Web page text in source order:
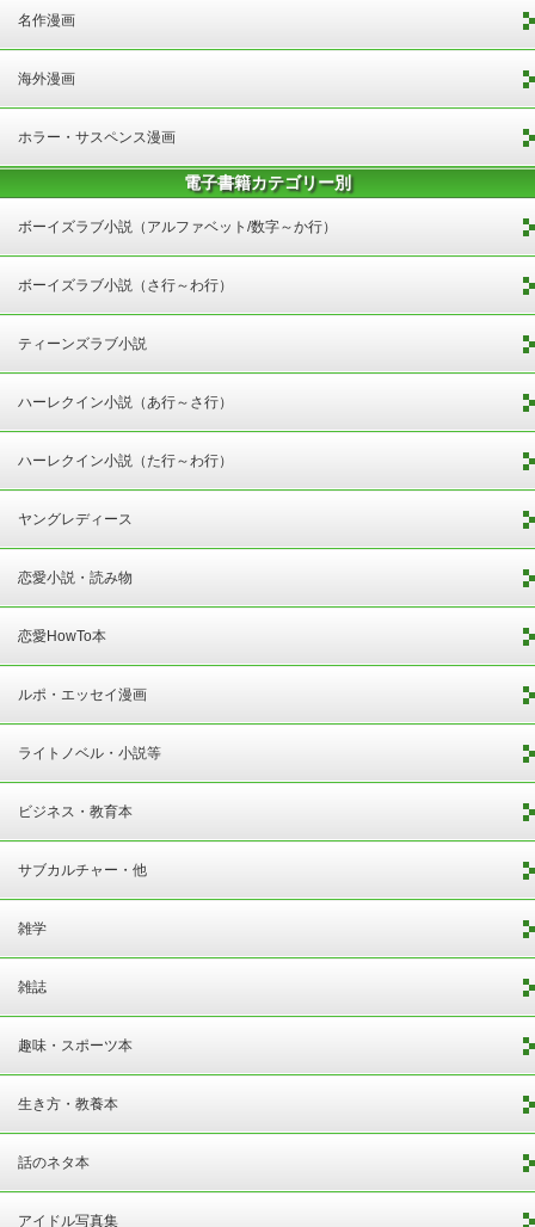
名作漫画
海外漫画
ホラー・サスペンス漫画
電子書籍カテゴリー別
ボーイズラブ小説（アルファベット/数字～か行）
ボーイズラブ小説（さ行～わ行）
ティーンズラブ小説
ハーレクイン小説（あ行～さ行）
ハーレクイン小説（た行～わ行）
ヤングレディース
恋愛小説・読み物
恋愛HowTo本
ルポ・エッセイ漫画
ライトノベル・小説等
ビジネス・教育本
サブカルチャー・他
雑学
雑誌
趣味・スポーツ本
生き方・教養本
話のネタ本
アイドル写真集